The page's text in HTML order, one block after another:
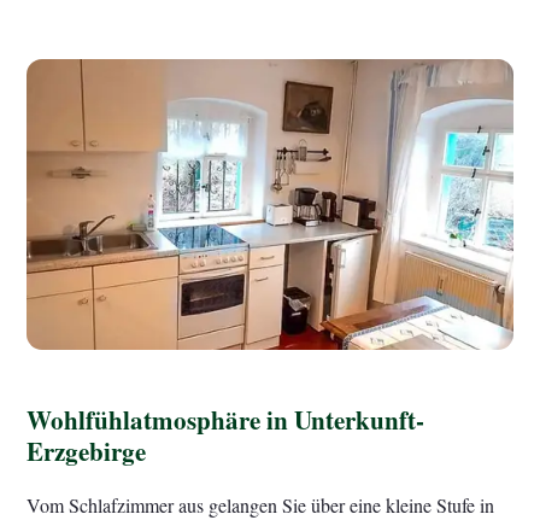
Wohlfühlatmosphäre in Unterkunft-
Erzgebirge
Vom Schlafzimmer aus gelangen Sie über eine kleine Stufe in